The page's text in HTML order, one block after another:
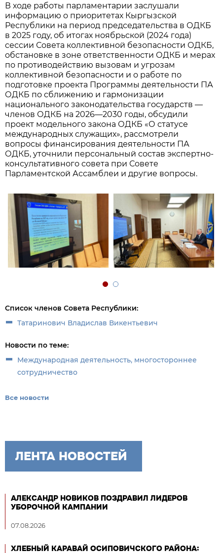
В ходе работы парламентарии заслушали
информацию о приоритетах Кыргызской
Республики на период председательства в ОДКБ
в 2025 году, об итогах ноябрьской (2024 года)
сессии Совета коллективной безопасности ОДКБ,
обстановке в зоне ответственности ОДКБ и мерах
по противодействию вызовам и угрозам
коллективной безопасности и о работе по
подготовке проекта Программы деятельности ПА
ОДКБ по сближению и гармонизации
национального законодательства государств —
членов ОДКБ на 2026—2030 годы, обсудили
проект модельного закона ОДКБ «О статусе
международных служащих», рассмотрели
вопросы финансирования деятельности ПА
ОДКБ, уточнили персональный состав экспертно-
консультативного совета при Совете
Парламентской Ассамблеи и другие вопросы.
Список членов Совета Республики:
Татаринович Владислав Викентьевич
Новости по теме:
Международная деятельность, многостороннее
сотрудничество
Все новости
ЛЕНТА НОВОСТЕЙ
АЛЕКСАНДР НОВИКОВ ПОЗДРАВИЛ ЛИДЕРОВ
УБОРОЧНОЙ КАМПАНИИ
07.08.2026
ХЛЕБНЫЙ КАРАВАЙ ОСИПОВИЧСКОГО РАЙОНА: